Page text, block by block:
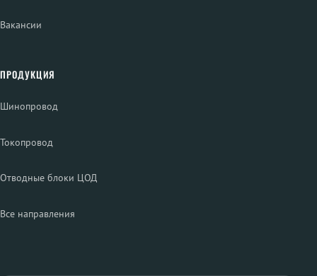
Вакансии
ПРОДУКЦИЯ
Шинопровод
Токопровод
Отводные блоки ЦОД
Все направления